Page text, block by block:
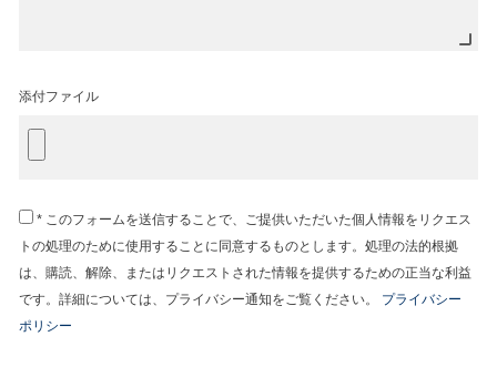
添付ファイル
* このフォームを送信することで、ご提供いただいた個人情報をリクエス
トの処理のために使用することに同意するものとします。処理の法的根拠
は、購読、解除、またはリクエストされた情報を提供するための正当な利益
です。詳細については、プライバシー通知をご覧ください。 プライバシー
ポリシー